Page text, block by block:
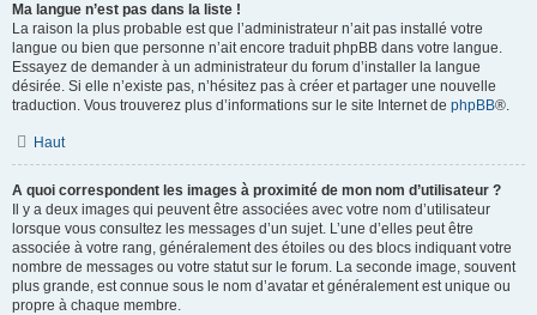
Ma langue n’est pas dans la liste !
La raison la plus probable est que l’administrateur n’ait pas installé votre
langue ou bien que personne n’ait encore traduit phpBB dans votre langue.
Essayez de demander à un administrateur du forum d’installer la langue
désirée. Si elle n’existe pas, n’hésitez pas à créer et partager une nouvelle
traduction. Vous trouverez plus d’informations sur le site Internet de phpBB®.
Haut
A quoi correspondent les images à proximité de mon nom d’utilisateur ?
Il y a deux images qui peuvent être associées avec votre nom d’utilisateur
lorsque vous consultez les messages d’un sujet. L’une d’elles peut être
associée à votre rang, généralement des étoiles ou des blocs indiquant votre
nombre de messages ou votre statut sur le forum. La seconde image, souvent
plus grande, est connue sous le nom d’avatar et généralement est unique ou
propre à chaque membre.